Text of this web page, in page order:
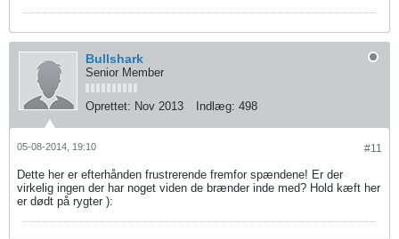
Bullshark
Senior Member
Oprettet: Nov 2013 Indlæg: 498
#11
05-08-2014, 19:10
Dette her er efterhånden frustrerende fremfor spændene! Er der
virkelig ingen der har noget viden de brænder inde med? Hold kæft her
er dødt på rygter ):